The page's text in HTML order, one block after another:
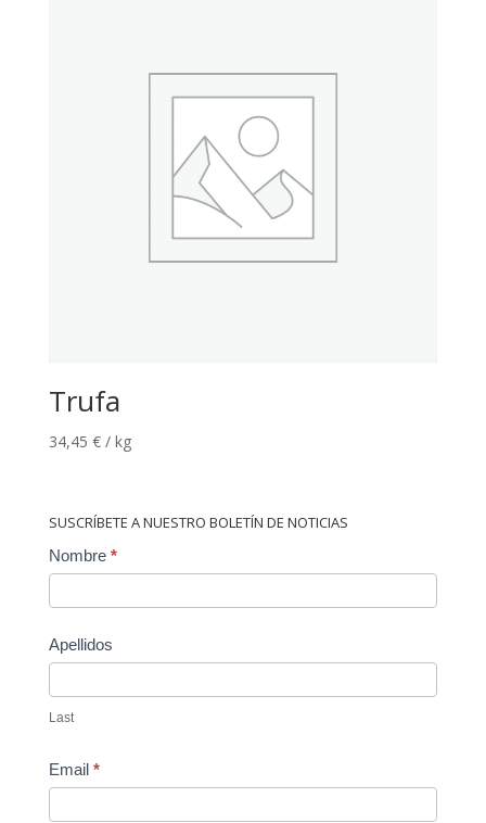
Trufa
34,45 € / kg
SUSCRÍBETE A NUESTRO BOLETÍN DE NOTICIAS
Contact
Nombre *
Apellidos
Last
Email *